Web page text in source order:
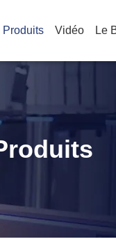
Produits Vidéo Le